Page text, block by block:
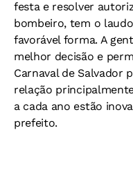
festa e resolver
bombeiro, tem o
favorável forma. A
melhor decisão e
Carnaval de Salvador
relação
a cada ano estão
prefeito.